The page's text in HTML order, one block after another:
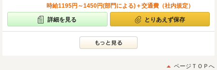
時給1195円～1450円(部門による)＋交通費（社内規定）
詳細を見る とりあえず保存
ページＴＯＰへ